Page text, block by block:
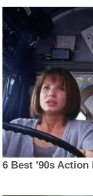
6 Best '90s Action